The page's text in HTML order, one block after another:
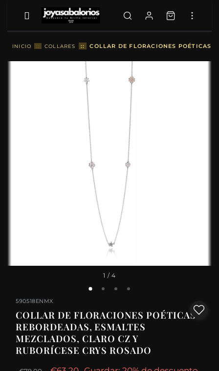
INICIO :: COLLARES :: COLLAR DE FLORACIONES POÉTICAS
1 / 4
590518ENMX
COLLAR DE FLORACIONES POÉTICAS
REBORDEADAS, ESMALTES
MEZCLADOS, CLARO CZ Y
RUBORÍCESE CRYS ROSADO